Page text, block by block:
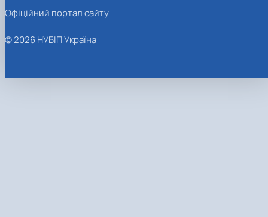
Офіційний портал сайту
© 2026 НУБІП Україна